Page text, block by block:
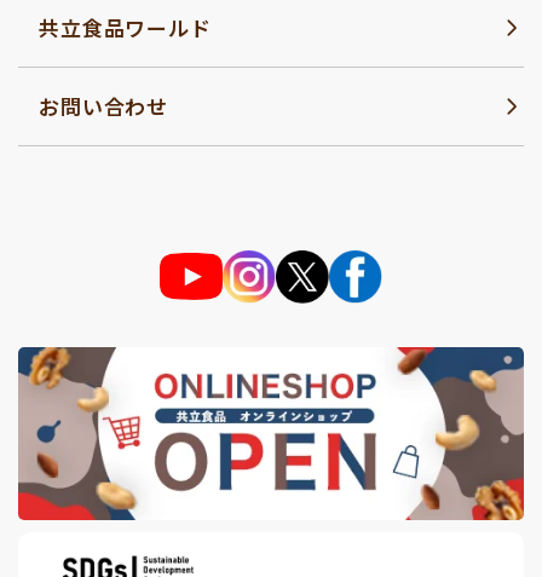
共立食品ワールド
お問い合わせ